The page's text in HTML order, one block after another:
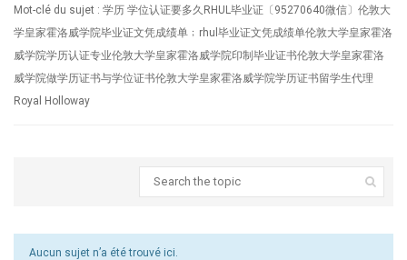
Mot-clé du sujet : 学历 学位认证要多久RHUL毕业证〔95270640微信〕伦敦大
学皇家霍洛威学院毕业证文凭成绩单﹔rhul毕业证文凭成绩单伦敦大学皇家霍洛
威学院学历认证专业伦敦大学皇家霍洛威学院印制毕业证书伦敦大学皇家霍洛
威学院做学历证书与学位证书伦敦大学皇家霍洛威学院学历证书留学生代理
Royal Holloway
Aucun sujet n’a été trouvé ici.